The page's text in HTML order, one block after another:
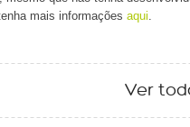
mais informações aqui.
Ver